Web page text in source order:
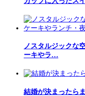
ノスタルジックな
ーキやラ…
結婚が決まったら